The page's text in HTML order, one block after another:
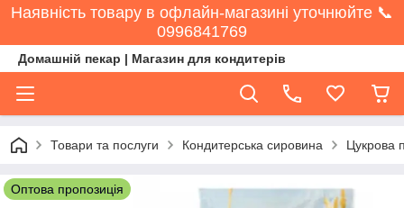
Наявність товару в офлайн-магазині уточнюйте 📞
0996841769
Домашній пекар | Магазин для кондитерів
Товари та послуги Кондитерська сировина Цукрова
Оптова пропозиція